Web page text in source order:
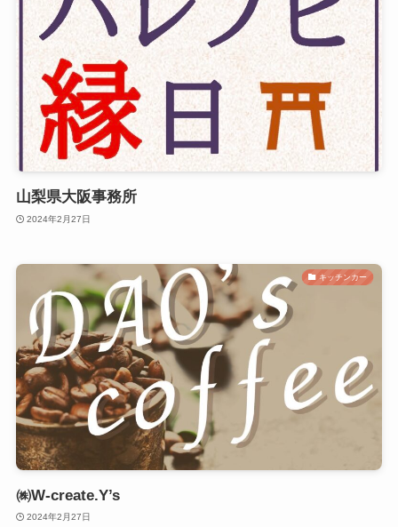
山梨県大阪事務所
2024年2月27日
キッチンカー
㈱W-create.Y’s
2024年2月27日